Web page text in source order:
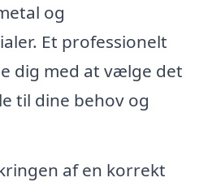
og
Et professionelt
dig med at vælge det
til dine behov og
af en korrekt